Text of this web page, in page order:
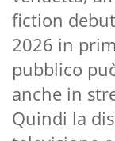
fiction
2026 in
pubblico
anche in
Quindi la